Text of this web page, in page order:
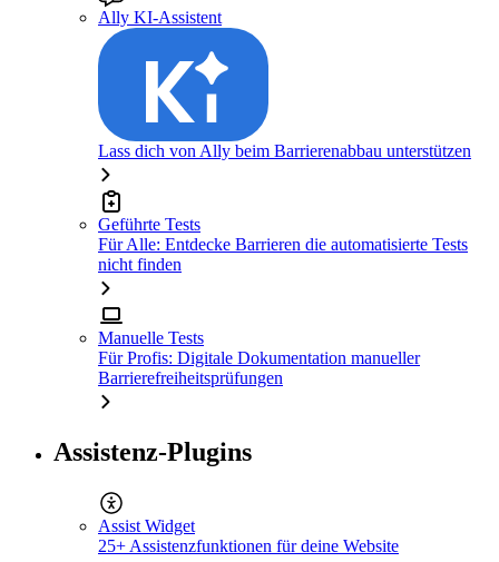
Ally KI-Assistent
Lass dich von Ally beim Barrierenabbau unterstützen
Geführte Tests
Für Alle: Entdecke Barrieren die automatisierte Tests
nicht finden
Manuelle Tests
Für Profis: Digitale Dokumentation manueller
Barrierefreiheitsprüfungen
Assistenz-Plugins
Assist Widget
25+ Assistenzfunktionen für deine Website